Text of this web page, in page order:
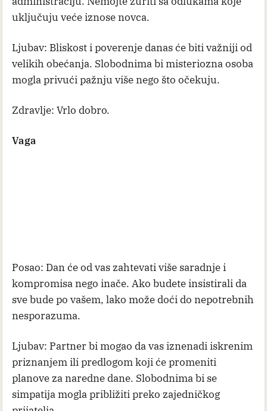
uključuju veće iznose novca.
Ljubav: Bliskost i poverenje danas će biti važniji od
velikih obećanja. Slobodnima bi misteriozna osoba
mogla privući pažnju više nego što očekuju.
Zdravlje: Vrlo dobro.
Vaga
Posao: Dan će od vas zahtevati više saradnje i
kompromisa nego inače. Ako budete insistirali da
sve bude po vašem, lako može doći do nepotrebnih
nesporazuma.
Ljubav: Partner bi mogao da vas iznenadi iskrenim
priznanjem ili predlogom koji će promeniti
planove za naredne dane. Slobodnima bi se
simpatija mogla približiti preko zajedničkog